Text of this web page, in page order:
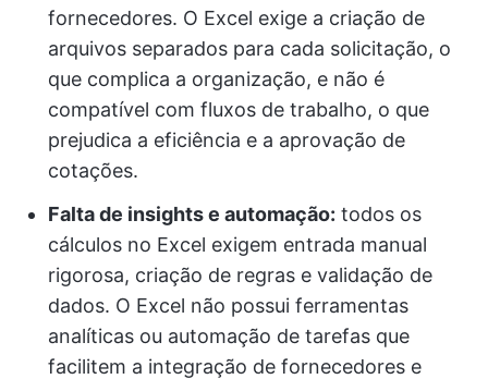
fornecedores. O Excel exige a criação de
arquivos separados para cada solicitação, o
que complica a organização, e não é
compatível com fluxos de trabalho, o que
prejudica a eficiência e a aprovação de
cotações.
Falta de insights e automação: todos os
cálculos no Excel exigem entrada manual
rigorosa, criação de regras e validação de
dados. O Excel não possui ferramentas
analíticas ou automação de tarefas que
facilitem a integração de fornecedores e